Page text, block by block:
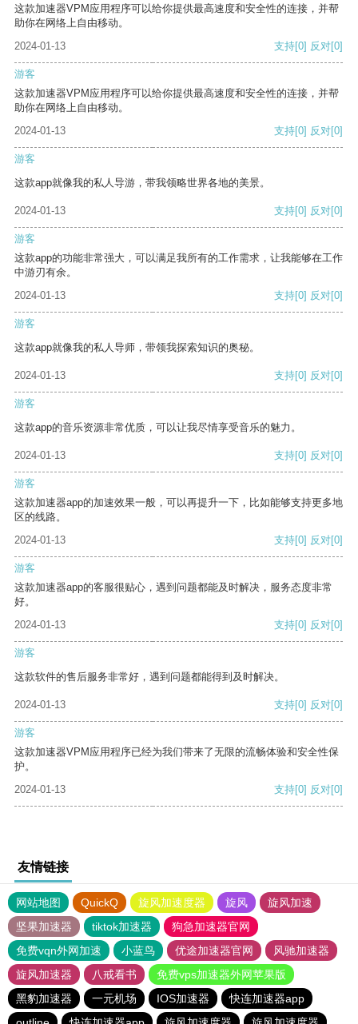
这款加速器VPM应用程序可以给你提供最高速度和安全性的连接，并帮
助你在网络上自由移动。
2024-01-13
支持[0] 反对[0]
游客
这款加速器VPM应用程序可以给你提供最高速度和安全性的连接，并帮
助你在网络上自由移动。
2024-01-13
支持[0] 反对[0]
游客
这款app就像我的私人导游，带我领略世界各地的美景。
2024-01-13 支持[0] 反对[0]
游客
这款app的功能非常强大，可以满足我所有的工作需求，让我能够在工作
中游刃有余。
2024-01-13
支持[0] 反对[0]
游客
这款app就像我的私人导师，带领我探索知识的奥秘。
2024-01-13 支持[0] 反对[0]
游客
这款app的音乐资源非常优质，可以让我尽情享受音乐的魅力。
2024-01-13 支持[0] 反对[0]
游客
这款加速器app的加速效果一般，可以再提升一下，比如能够支持更多地
区的线路。
2024-01-13
支持[0] 反对[0]
游客
这款加速器app的客服很贴心，遇到问题都能及时解决，服务态度非常
好。
2024-01-13
支持[0] 反对[0]
游客
这款软件的售后服务非常好，遇到问题都能得到及时解决。
2024-01-13 支持[0] 反对[0]
游客
这款加速器VPM应用程序已经为我们带来了无限的流畅体验和安全性保
护。
2024-01-13
支持[0] 反对[0]
友情链接
网站地图 QuickQ 旋风加速度器 旋风
旋风加速
坚果加速器
tiktok加速器
狗急加速器官网
免费vqn外网加速
小蓝鸟 优途加速器官网
风驰加速器
旋风加速器
八戒看书
免费vps加速器外网苹果版
黑豹加速器
一元机场 IOS加速器
快连加速器app